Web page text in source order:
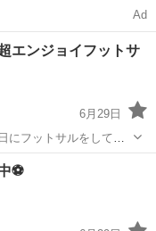
Ad
エンジョイフットサ
6月29日
にフットサルをしてま
⚽️